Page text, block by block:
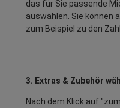
das für Sie passende
auswählen. Sie können
zum Beispiel zu den
3. Extras & Zubehör
Nach dem Klick auf